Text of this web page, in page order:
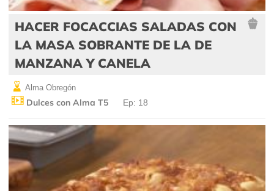
HACER FOCACCIAS SALADAS CON
LA MASA SOBRANTE DE LA DE
MANZANA Y CANELA
Alma Obregón
Dulces con Alma T5 Ep: 18